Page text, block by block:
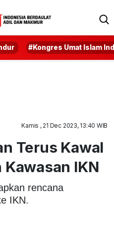
#Kongres Umat Islam
Kamis , 21 Dec 2023, 13:40 WIB
Terus Kawal
IKN
rencana
IKN.